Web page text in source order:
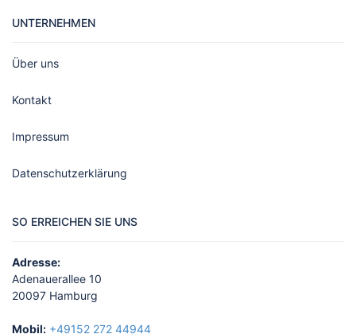
UNTERNEHMEN
Über uns
Kontakt
Impressum
Datenschutzerklärung
SO ERREICHEN SIE UNS
Adresse:
Adenauerallee 10
20097 Hamburg
Mobil: +49152 272 44944